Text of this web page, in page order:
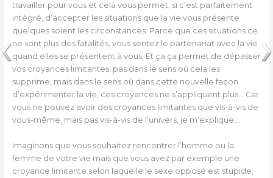
travailler pour vous et cela vous permet, si c’est parfaitement
intégré, d’accepter les situations que la vie vous présente
quelques soient les circonstances. Parce que ces situations ce
ne sont plus des fatalités, vous sentez le partenariat avec la vie
quand elles se présentent à vous. Et ça ça permet de dépasser
vos croyances limitantes, pas dans le sens où cela les
supprime, mais dans le sens où dans cette nouvelle façon
d’expérimenter la vie, ces croyances ne s’appliquent plus… Car
vous ne pouvez avoir des croyances limitantes que vis-à-vis de
vous-même, mais pas vis-à-vis de l’univers, je m’explique…
Imaginons que vous souhaitez rencontrer l’homme ou la
femme de votre vie mais que vous avez par exemple une
croyance limitante selon laquelle le sexe opposé est stupide,